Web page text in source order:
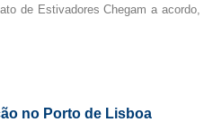
de Estivadores Chegam a acordo,
no Porto de Lisboa